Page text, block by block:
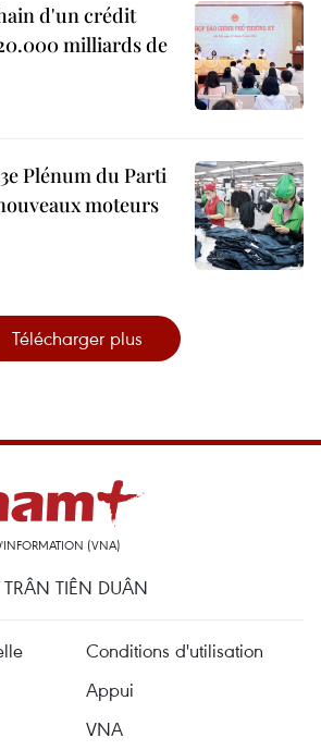
d'un crédit
milliards de
Plénum du Parti
moteurs
Télécharger plus
(VNA)
TIÊN DUÂN
Conditions d'utilisation
Appui
VNA